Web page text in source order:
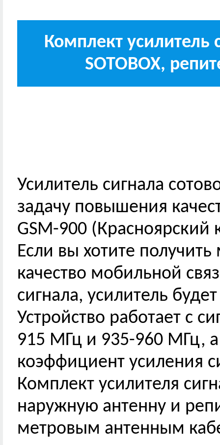
Комплект усилитель
SOTOBOX,
Усилитель сигнала
задачу повышения
GSM-900 (Красноярский
Если вы хотите
качество мобильной
сигнала, усилитель
Устройство работает с
915 МГц и 935-960 МГц, а
коэффициент усиления
Комплект усилителя
наружную антенну и
метровым антенным